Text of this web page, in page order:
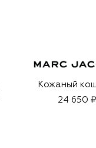
Кожаный
24 650 ₽